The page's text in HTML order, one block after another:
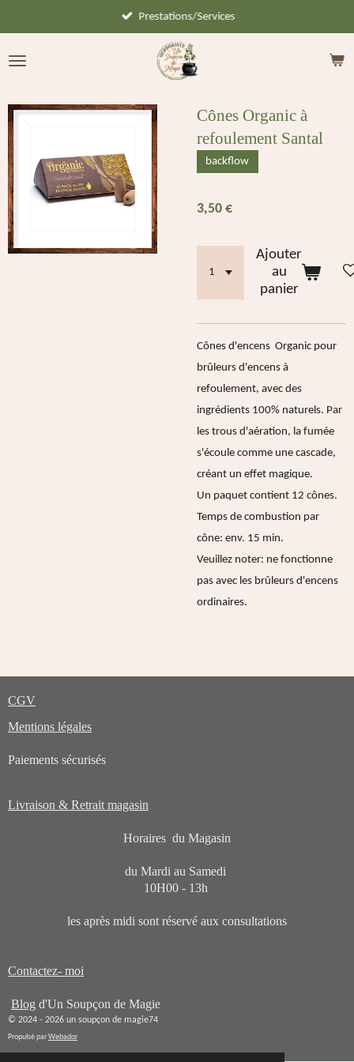
contenu
Prestations/Services
Cônes Organic à
refoulement Santal
backflow
3,50 €
Ajouter
au
panier
Cônes d'encens Organic pour
brûleurs d'encens à
refoulement, avec des
ingrédients 100% naturels. Par
les trous d'aération, la fumée
s'écoule comme une cascade,
créant un effet magique.
Un paquet contient 12 cônes.
Temps de combustion par
cône: env. 15 min.
Veuillez noter: ne fonctionne
pas avec les brûleurs d'encens
ordinaires.
CGV
Mentions légales
Paiements sécurisés
Livraison & Retrait magasin
Horaires du Magasin
du Mardi au Samedi
10H00 - 13h
les après midi sont réservé aux consultations
Contactez- moi
Blog d'Un Soupçon de Magie
© 2024 - 2026 un soupçon de magie74
Propulsé parWebador